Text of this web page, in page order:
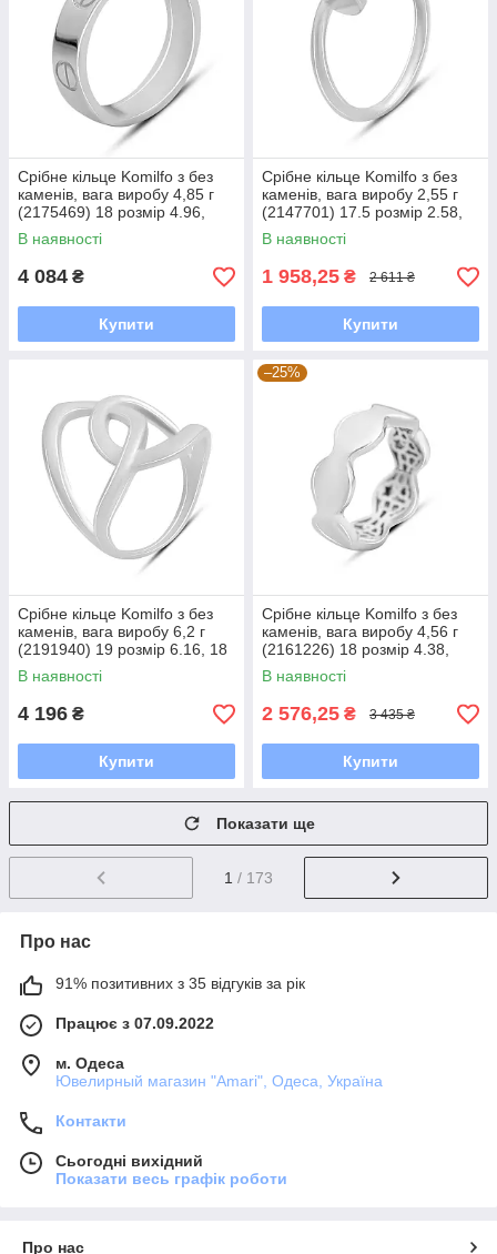
Срібне кільце Komilfo з без
каменів, вага виробу 4,85 г
(2175469) 18 розмір 4.96,
17.5
В наявності
4 084 ₴
Купити
Срібне кільце Komilfo з без
каменів, вага виробу 2,55 г
(2147701) 17.5 розмір 2.58,
16" 2.88, 19"
В наявності
1 958,25 ₴ 2 611 ₴
Купити
Срібне кільце Komilfo з без
каменів, вага виробу 6,2 г
(2191940) 19 розмір 6.16, 18
В наявності
4 196 ₴
Купити
–25%
Срібне кільце Komilfo з без
каменів, вага виробу 4,56 г
(2161226) 18 розмір 4.38,
17.5
В наявності
2 576,25 ₴ 3 435 ₴
Купити
Показати ще
1 / 173
Про нас
91% позитивних з 35 відгуків за рік
Працює з 07.09.2022
м. Одеса
Ювелирный магазин "Amari", Одеса, Україна
Контакти
Сьогодні вихідний
Показати весь графік роботи
Про нас